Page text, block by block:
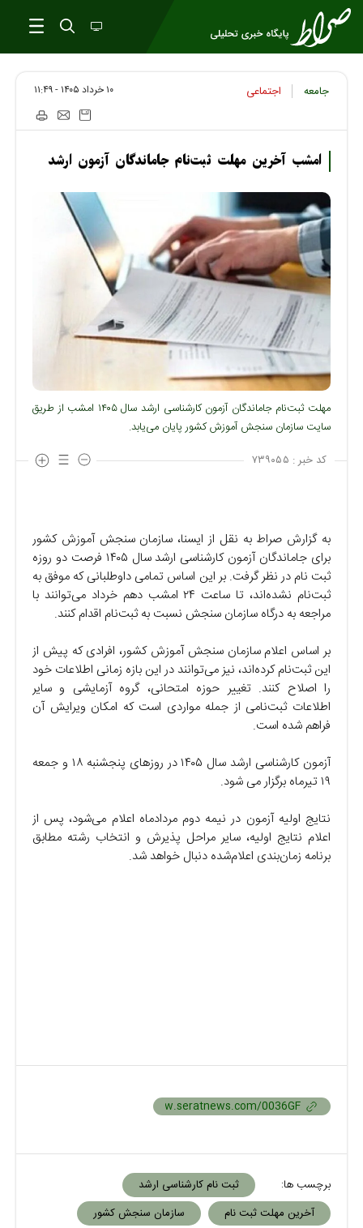
جامعه اجتماعی ۱۰ خرداد ۱۴۰۵ - ۱۱:۴۹
امشب آخرین مهلت ثبت‌نام جاماندگان آزمون ارشد
مهلت ثبت‌نام جاماندگان آزمون کارشناسی ارشد سال ۱۴۰۵ امشب از طریق
سایت سازمان سنجش آموزش کشور پایان می‌یابد.
کد خبر : ۷۳۹۰۵۵
به گزارش صراط به نقل از ایسنا، سازمان سنجش آموزش کشور
برای جاماندگان آزمون کارشناسی ارشد سال ۱۴۰۵ فرصت دو روزه
ثبت نام در نظر گرفت. بر این اساس تمامی داوطلبانی که موفق به
ثبت‌نام نشده‌اند، تا ساعت ۲۴ امشب دهم خرداد می‌توانند با
مراجعه به درگاه سازمان سنجش نسبت به ثبت‌نام اقدام کنند.
بر اساس اعلام سازمان سنجش آموزش کشور، افرادی که پیش از
این ثبت‌نام کرده‌اند، نیز می‌توانند در این بازه زمانی اطلاعات خود
را اصلاح کنند. تغییر حوزه امتحانی، گروه آزمایشی و سایر
اطلاعات ثبت‌نامی از جمله مواردی است که امکان ویرایش آن
فراهم شده است.
آزمون کارشناسی ارشد سال ۱۴۰۵ در روزهای پنجشنبه ۱۸ و جمعه
۱۹ تیرماه برگزار می شود.
نتایج اولیه آزمون در نیمه دوم مردادماه اعلام می‌شود، پس از
اعلام نتایج اولیه، سایر مراحل پذیرش و انتخاب رشته مطابق
برنامه زمان‌بندی اعلام‌شده دنبال خواهد شد.
برچسب ها:
ثبت نام کارشناسی ارشد
آخرین مهلت ثبت نام
سازمان سنجش کشور